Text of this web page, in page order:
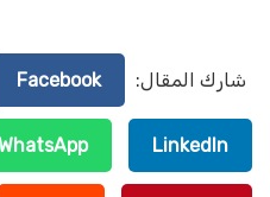
شارك المقال: Facebook
LinkedIn